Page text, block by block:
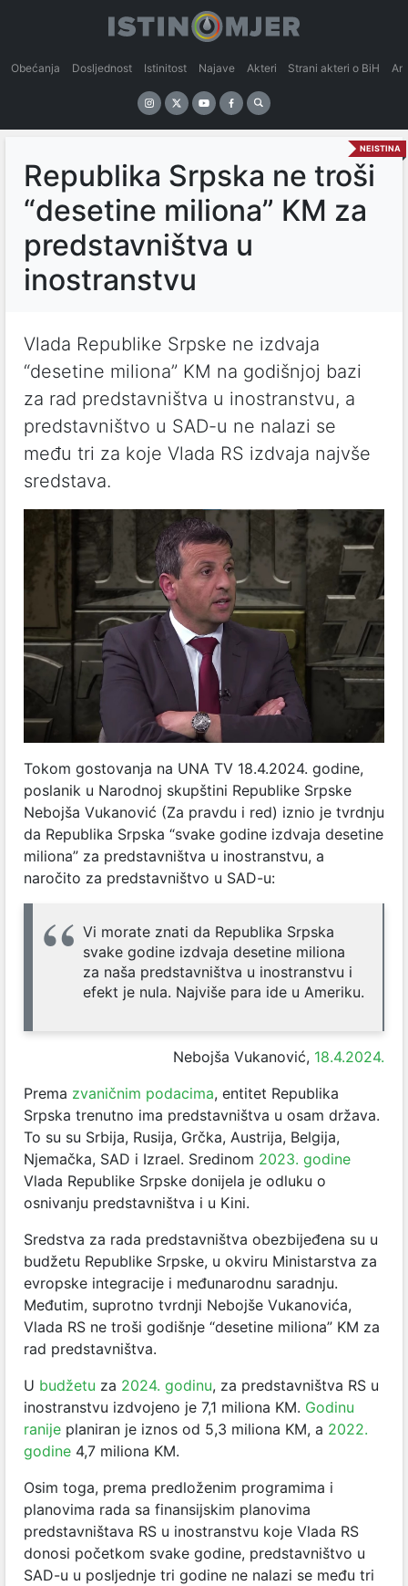
Obećanja Dosljednost Istinitost Najave Akteri Strani akteri o BiH
NEISTINA
Republika Srpska ne troši
“desetine miliona” KM za
predstavništva u
inostranstvu
Vlada Republike Srpske ne izdvaja
“desetine miliona” KM na godišnjoj bazi
za rad predstavništva u inostranstvu, a
predstavništvo u SAD-u ne nalazi se
među tri za koje Vlada RS izdvaja najvše
sredstava.
Tokom gostovanja na UNA TV 18.4.2024. godine,
poslanik u Narodnoj skupštini Republike Srpske
Nebojša Vukanović (Za pravdu i red) iznio je tvrdnju
da Republika Srpska “svake godine izdvaja desetine
miliona” za predstavništva u inostranstvu, a
naročito za predstavništvo u SAD-u:
Vi morate znati da Republika Srpska
svake godine izdvaja desetine miliona
za naša predstavništva u inostranstvu i
efekt je nula. Najviše para ide u Ameriku.
Nebojša Vukanović, 18.4.2024.
Prema zvaničnim podacima, entitet Republika
Srpska trenutno ima predstavništva u osam država.
To su su Srbija, Rusija, Grčka, Austrija, Belgija,
Njemačka, SAD i Izrael. Sredinom 2023. godine
Vlada Republike Srpske donijela je odluku o
osnivanju predstavništva i u Kini.
Sredstva za rada predstavništva obezbijeđena su u
budžetu Republike Srpske, u okviru Ministarstva za
evropske integracije i međunarodnu saradnju.
Međutim, suprotno tvrdnji Nebojše Vukanovića,
Vlada RS ne troši godišnje “desetine miliona” KM za
rad predstavništva.
U budžetu za 2024. godinu, za predstavništva RS u
inostranstvu izdvojeno je 7,1 miliona KM. Godinu
ranije planiran je iznos od 5,3 miliona KM, a 2022.
godine 4,7 miliona KM.
Osim toga, prema predloženim programima i
planovima rada sa finansijskim planovima
predstavništava RS u inostranstvu koje Vlada RS
donosi početkom svake godine, predstavništvo u
SAD-u u posljednje tri godine ne nalazi se među tri